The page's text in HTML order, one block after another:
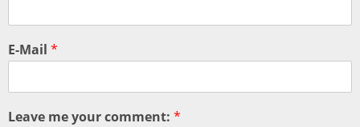
E-Mail *
Leave me your comment: *